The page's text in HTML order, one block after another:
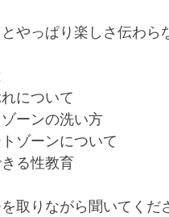
やっぱり楽しさ伝わら
について
ーンの洗い方
ゾーンについて
る性教育
取りながら聞いてくだ